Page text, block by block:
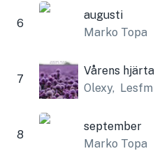
6
augusti
Marko Topa
7
Vårens hjärta
Olexy, Lesfm
8
september
Marko Topa